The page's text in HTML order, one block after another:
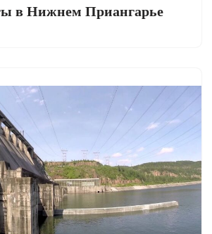
в Нижнем Приангарье